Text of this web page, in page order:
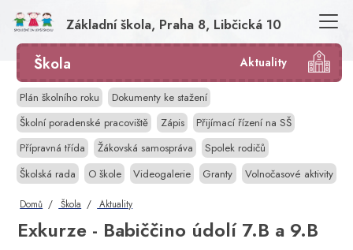
Základní škola, Praha 8, Libčická 10
Domů Škola Aktuality
Exkurze - Babiččino údolí 7.B a 9.B
Aktuality
Škola
Plán školního roku
Dokumenty ke stažení
Školní poradenské pracoviště
Zápis
Přijímací řízení na SŠ
Přípravná třída
Žákovská samospráva
Spolek rodičů
Školská rada
O škole Videogalerie Granty Volnočasové aktivity